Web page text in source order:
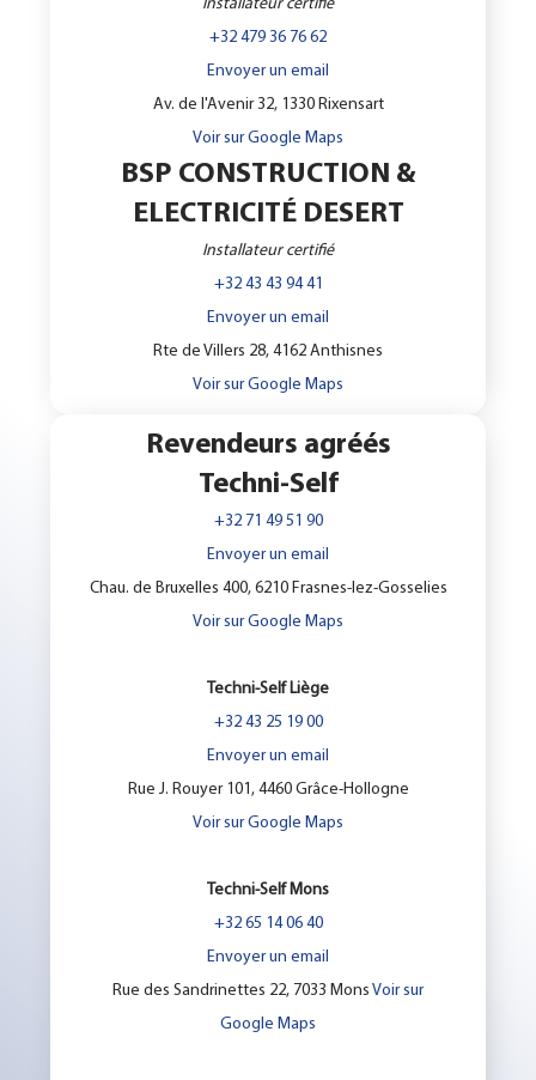
Installateur certifié
+32 479 36 76 62
Envoyer un email
Av. de l'Avenir 32, 1330 Rixensart
Voir sur Google Maps
BSP CONSTRUCTION &
ELECTRICITÉ DESERT
Installateur certifié
+32 43 43 94 41
Envoyer un email
Rte de Villers 28, 4162 Anthisnes
Voir sur Google Maps
Revendeurs agréés
Techni-Self
+32 71 49 51 90
Envoyer un email
Chau. de Bruxelles 400, 6210 Frasnes-lez-Gosselies
Voir sur Google Maps
Techni-Self Liège
+32 43 25 19 00
Envoyer un email
Rue J. Rouyer 101, 4460 Grâce-Hollogne
Voir sur Google Maps
Techni-Self Mons
+32 65 14 06 40
Envoyer un email
Rue des Sandrinettes 22, 7033 Mons Voir sur
Google Maps